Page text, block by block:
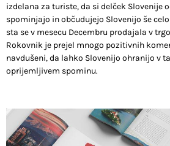
izdelana za turiste, da si delček Slovenije
spominjajo in občudujejo Slovenijo še
sta se v mesecu Decembru prodajala v
Rokovnik je prejel mnogo pozitivnih
navdušeni, da lahko Slovenijo ohranijo v
oprijemljivem spominu.